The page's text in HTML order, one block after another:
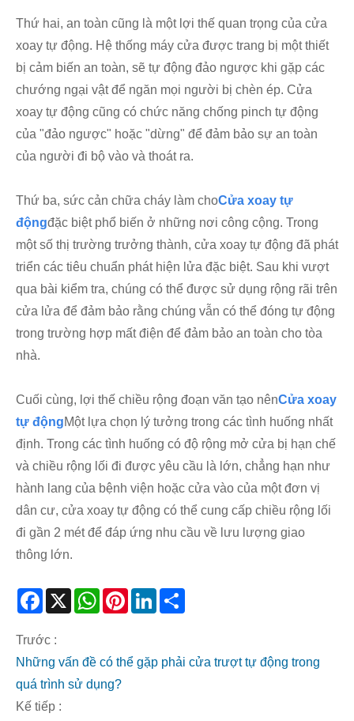
Thứ hai, an toàn cũng là một lợi thế quan trọng của cửa
xoay tự động. Hệ thống máy cửa được trang bị một thiết
bị cảm biến an toàn, sẽ tự động đảo ngược khi gặp các
chướng ngại vật để ngăn mọi người bị chèn ép. Cửa
xoay tự động cũng có chức năng chống pinch tự động
của "đảo ngược" hoặc "dừng" để đảm bảo sự an toàn
của người đi bộ vào và thoát ra.
Thứ ba, sức cản chữa cháy làm choCửa xoay tự
độngđặc biệt phổ biến ở những nơi công cộng. Trong
một số thị trường trưởng thành, cửa xoay tự động đã phát
triển các tiêu chuẩn phát hiện lửa đặc biệt. Sau khi vượt
qua bài kiểm tra, chúng có thể được sử dụng rộng rãi trên
cửa lửa để đảm bảo rằng chúng vẫn có thể đóng tự động
trong trường hợp mất điện để đảm bảo an toàn cho tòa
nhà.
Cuối cùng, lợi thế chiều rộng đoạn văn tạo nênCửa xoay
tự độngMột lựa chọn lý tưởng trong các tình huống nhất
định. Trong các tình huống có độ rộng mở cửa bị hạn chế
và chiều rộng lối đi được yêu cầu là lớn, chẳng hạn như
hành lang của bệnh viện hoặc cửa vào của một đơn vị
dân cư, cửa xoay tự động có thể cung cấp chiều rộng lối
đi gần 2 mét để đáp ứng nhu cầu về lưu lượng giao
thông lớn.
Facebook
X WhatsAppPinterestLinkedIn
Trước :
Những vấn đề có thể gặp phải cửa trượt tự động trong
quá trình sử dụng?
Kế tiếp :